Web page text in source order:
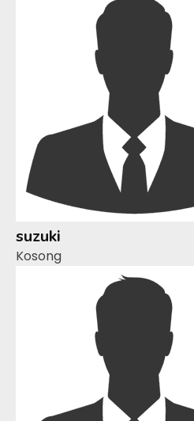
suzuki
Kosong